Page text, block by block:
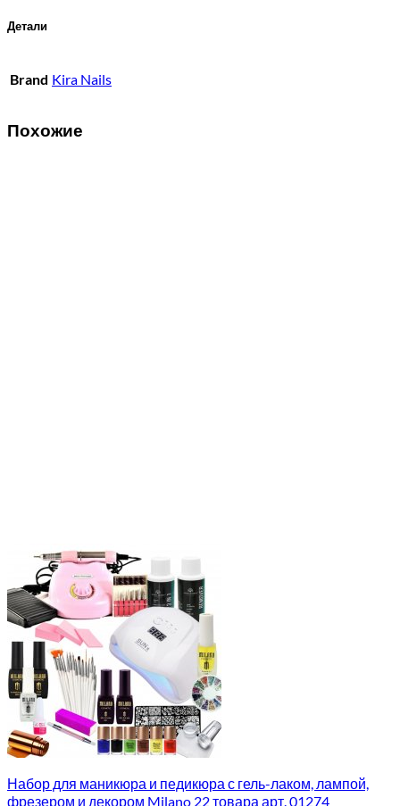
Детали
Brand Kira Nails
Похожие
Набор для маникюра и педикюра с гель-лаком, лампой,
фрезером и декором Milano 22 товара арт. 01274